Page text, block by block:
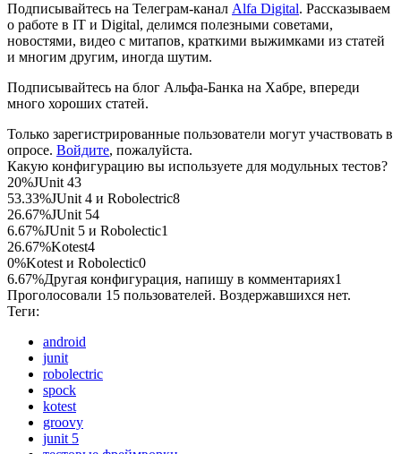
Подписывайтесь на Телеграм-канал Alfa Digital. Рассказываем
о работе в IT и Digital, делимся полезными советами,
новостями, видео с митапов, краткими выжимками из статей
и многим другим, иногда шутим.
Подписывайтесь на блог Альфа-Банка на Хабре, впереди
много хороших статей.
Только зарегистрированные пользователи могут участвовать в
опросе. Войдите, пожалуйста.
Какую конфигурацию вы используете для модульных тестов?
20%JUnit 43
53.33%JUnit 4 и Robolectric8
26.67%JUnit 54
6.67%JUnit 5 и Robolectic1
26.67%Kotest4
0%Kotest и Robolectic0
6.67%Другая конфигурация, напишу в комментариях1
Проголосовали 15 пользователей. Воздержавшихся нет.
Теги:
android
junit
robolectric
spock
kotest
groovy
junit 5